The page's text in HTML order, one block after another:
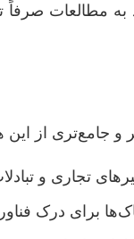
صرفاً
و جامع‌تری از
تجاری و
برای درک